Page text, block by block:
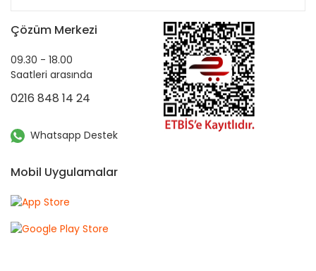
Çözüm Merkezi
09.30 - 18.00
Saatleri arasında
0216 848 14 24
Whatsapp Destek
Mobil Uygulamalar